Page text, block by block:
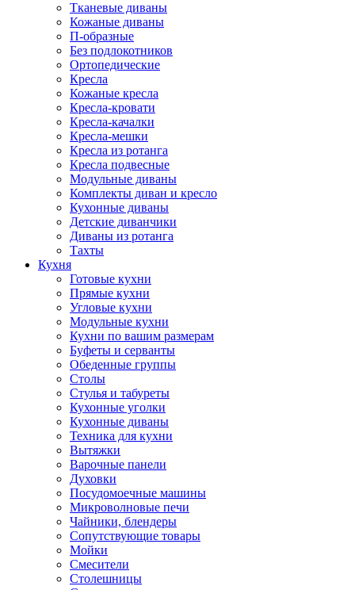
Тканевые диваны
Кожаные диваны
П-образные
Без подлокотников
Ортопедические
Кресла
Кожаные кресла
Кресла-кровати
Кресла-качалки
Кресла-мешки
Кресла из ротанга
Кресла подвесные
Модульные диваны
Комплекты диван и кресло
Кухонные диваны
Детские диванчики
Диваны из ротанга
Тахты
Кухня
Готовые кухни
Прямые кухни
Угловые кухни
Модульные кухни
Кухни по вашим размерам
Буфеты и серванты
Обеденные группы
Столы
Стулья и табуреты
Кухонные уголки
Кухонные диваны
Техника для кухни
Вытяжки
Варочные панели
Духовки
Посудомоечные машины
Микроволновые печи
Чайники, блендеры
Сопутствующие товары
Мойки
Смесители
Столешницы